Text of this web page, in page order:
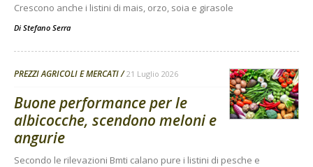
Crescono anche i listini di mais, orzo, soia e girasole
Di Stefano Serra
PREZZI AGRICOLI E MERCATI 21 Luglio 2026
Buone performance per le
albicocche, scendono meloni e
angurie
Secondo le rilevazioni Bmti calano pure i listini di pesche e